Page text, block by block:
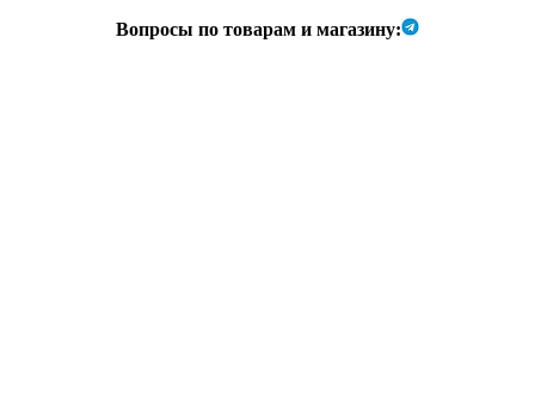
Вопросы по товарам и магазину: